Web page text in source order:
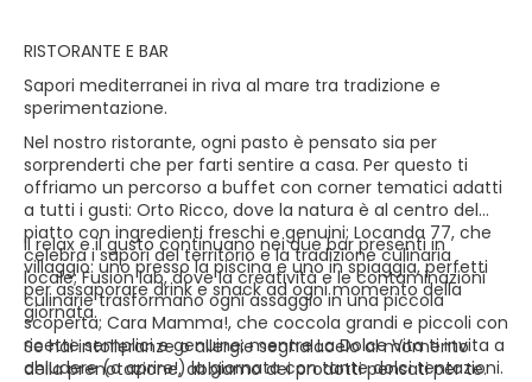
RISTORANTE E BAR
Sapori mediterranei in riva al mare tra tradizione e
sperimentazione.
Nel nostro ristorante, ogni pasto è pensato sia per
sorprenderti che per farti sentire a casa. Per questo ti
offriamo un percorso a buffet con corner tematici adatti
a tutti i gusti: Orto Ricco, dove la natura è al centro del
piatto con ingredienti freschi e genuini; Locanda 77, che
celebra i sapori del territorio e la tradizione culinaria
locale; Fusion lab, dove la creatività e le contaminazioni
culinarie trasformano ogni assaggio in una piccola
scoperta; Cara Mamma!, che coccola grandi e piccoli con
ricette semplici e genuine; mentre La Dolce Vita ti invita a
chiudere (o aprire!) la giornata con tante dolci tentazioni.
Il relax e il gusto continuano nei due bar presenti in
villaggio: uno presso la piscina e uno in spiaggia, perfetti
per assaporare drink e snack ad ogni momento della
giornata.
Se hai intolleranze o allergie segnalacelo al momento
della prenotazione, abbiamo dei prodotti pensati per te.